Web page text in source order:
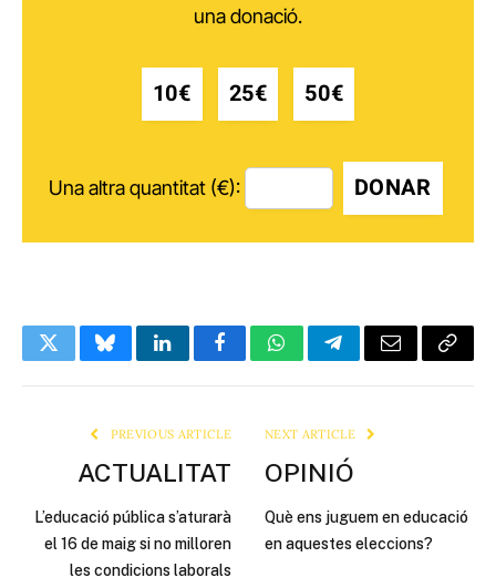
una donació.
10€ 25€ 50€
Una altra quantitat (€): DONAR
TwitterBlueskyLinkedInFacebookWhatsAppTelegramEmail Copy
PREVIOUS ARTICLE
ACTUALITAT
L’educació pública s’aturarà
el 16 de maig si no milloren
les condicions laborals
NEXT ARTICLE
OPINIÓ
Què ens juguem en educació
en aquestes eleccions?